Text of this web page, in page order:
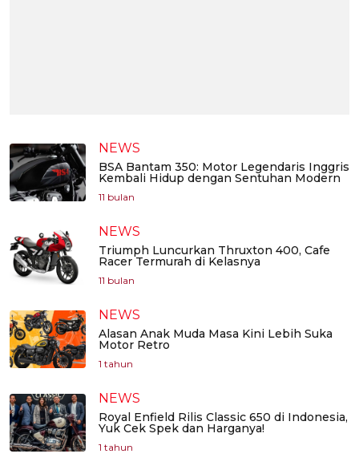
NEWS
BSA Bantam 350: Motor Legendaris Inggris
Kembali Hidup dengan Sentuhan Modern
11 bulan
NEWS
Triumph Luncurkan Thruxton 400, Cafe
Racer Termurah di Kelasnya
11 bulan
NEWS
Alasan Anak Muda Masa Kini Lebih Suka
Motor Retro
1 tahun
NEWS
Royal Enfield Rilis Classic 650 di Indonesia,
Yuk Cek Spek dan Harganya!
1 tahun